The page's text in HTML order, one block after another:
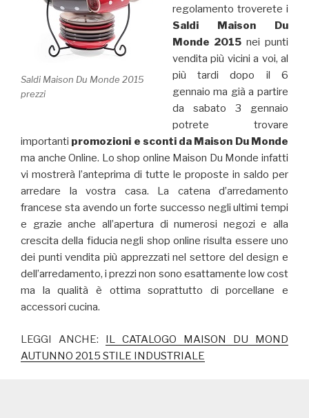
Saldi Maison Du Monde 2015
prezzi
regolamento troverete i
Saldi Maison Du
Monde 2015 nei punti
vendita più vicini a voi, al
più tardi dopo il 6
gennaio ma già a partire
da sabato 3 gennaio
potrete trovare
importanti promozioni e sconti da Maison Du Monde
ma anche Online. Lo shop online Maison Du Monde infatti
vi mostrerà l’anteprima di tutte le proposte in saldo per
arredare la vostra casa. La catena d’arredamento
francese sta avendo un forte successo negli ultimi tempi
e grazie anche all’apertura di numerosi negozi e alla
crescitadella fiducia negli shop online risulta essere uno
dei punti vendita più apprezzati nel settore del design e
dell’arredamento, i prezzi non sono esattamente low cost
ma la qualità è ottima soprattutto di porcellane e
accessori cucina.
LEGGI ANCHE: IL CATALOGO MAISON DU MOND
AUTUNNO 2015 STILE INDUSTRIALE